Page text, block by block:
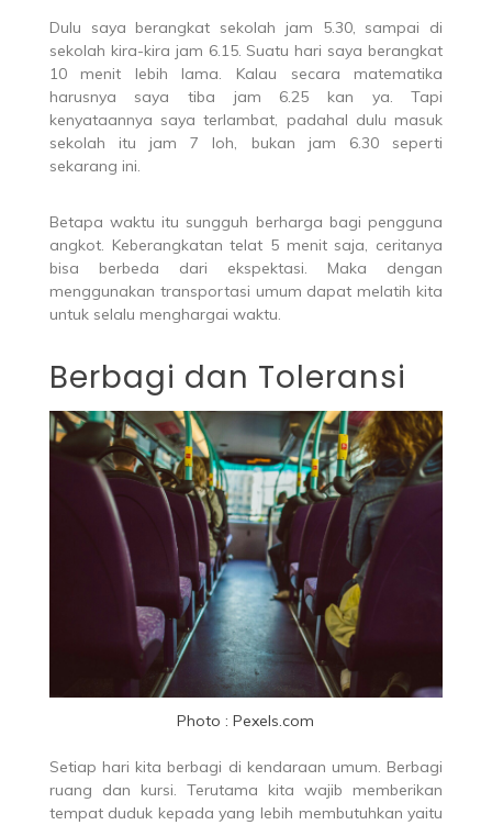
Dulu saya berangkat sekolah jam 5.30, sampai di
sekolah kira-kira jam 6.15. Suatu hari saya berangkat
10 menit lebih lama. Kalau secara matematika
harusnya saya tiba jam 6.25 kan ya. Tapi
kenyataannya saya terlambat, padahal dulu masuk
sekolah itu jam 7 loh, bukan jam 6.30 seperti
sekarang ini.
Betapa waktu itu sungguh berharga bagi pengguna
angkot. Keberangkatan telat 5 menit saja, ceritanya
bisa berbeda dari ekspektasi. Maka dengan
menggunakan transportasi umum dapat melatih kita
untuk selalu menghargai waktu.
Berbagi dan Toleransi
Photo : Pexels.com
Setiap hari kita berbagi di kendaraan umum. Berbagi
ruang dan kursi. Terutama kita wajib memberikan
tempat duduk kepada yang lebih membutuhkan yaitu